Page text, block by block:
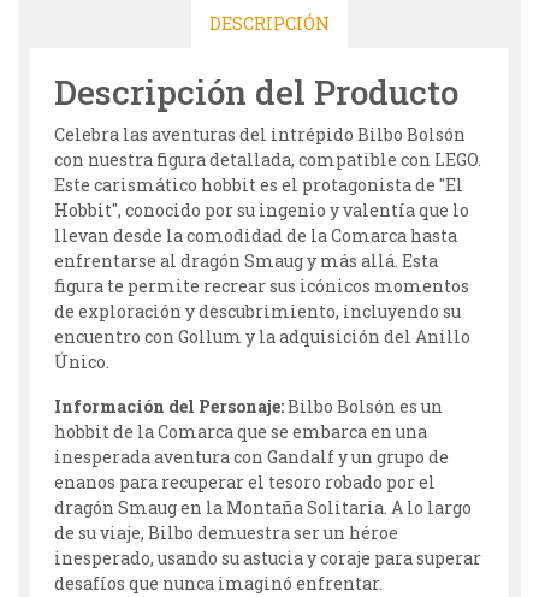
DESCRIPCIÓN
Descripción del Producto
Celebra las aventuras del intrépido Bilbo Bolsón
con nuestra figura detallada, compatible con LEGO.
Este carismático hobbit es el protagonista de "El
Hobbit", conocido por su ingenio y valentía que lo
llevan desde la comodidad de la Comarca hasta
enfrentarse al dragón Smaug y más allá. Esta
figura te permite recrear sus icónicos momentos
de exploración y descubrimiento, incluyendo su
encuentro con Gollum y la adquisición del Anillo
Único.
Información del Personaje:Bilbo Bolsón es un
hobbit de la Comarca que se embarca en una
inesperada aventura con Gandalf y un grupo de
enanos para recuperar el tesoro robado por el
dragón Smaug en la Montaña Solitaria. A lo largo
de su viaje, Bilbo demuestra ser un héroe
inesperado, usando su astucia y coraje para superar
desafíos que nunca imaginó enfrentar.